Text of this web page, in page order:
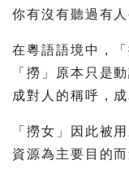
你有沒有聽過有
在粵語語境中，
「撈」原本只是
成對人的稱呼，
「撈女」因此被
資源為主要目的